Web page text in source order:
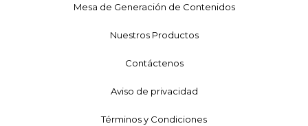
Mesa de Generación de Contenidos
Nuestros Productos
Contáctenos
Aviso de privacidad
Términos y Condiciones